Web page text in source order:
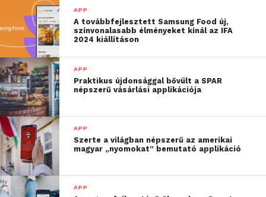
APP
A továbbfejlesztett Samsung Food új,
színvonalasabb élményeket kínál az IFA
2024 kiállításon
APP
Praktikus újdonsággal bővült a SPAR
népszerű vásárlási applikációja
APP
Szerte a világban népszerű az amerikai
magyar „nyomokat” bemutató applikáció
APP